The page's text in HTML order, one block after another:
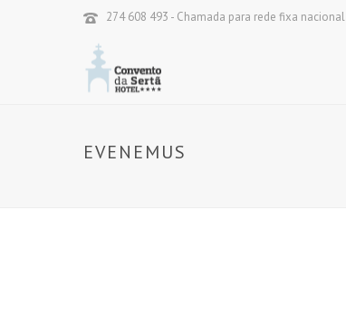
274 608 493 - Chamada para rede fixa nacional
EVENEMUS